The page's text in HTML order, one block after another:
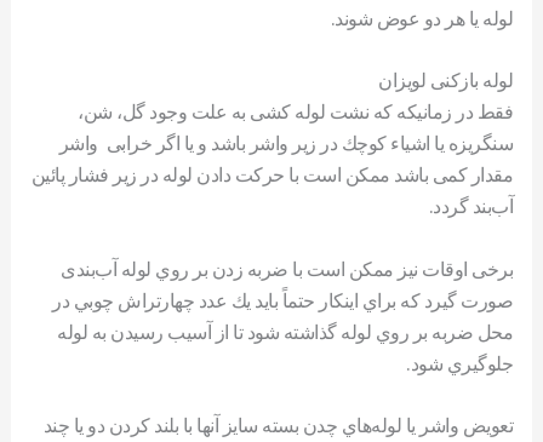
لوله یا هر دو عوض شوند.
لوله بازکنی لویزان
فقط در زمانیکه كه نشت لوله کشی به علت وجود گل، شن،
سنگريزه يا اشياء كوچك در زير واشر باشد و يا اگر خرابی واشر
مقدار کمی باشد ممكن است با حرکت دادن لوله در زير فشار پائين
آب‌بند گردد.
برخی اوقات نيز ممكن است با ضربه زدن بر روي لوله آب‌بندی
صورت گيرد كه براي اينكار حتماً باید يك عدد چهارتراش چوبي در
محل ضربه بر روي لوله گذاشته شود تا از آسيب رسيدن به لوله
جلوگيري شود.
تعويض واشر يا لوله‌هاي چدن بسته سايز آنها با بلند كردن دو يا چند